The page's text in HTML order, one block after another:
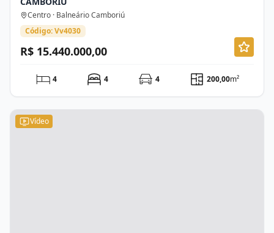
Centro · Balneário Camboriú
Código: Vv4030
R$ 15.440.000,00
4 4 4 200,00m²
Vídeo